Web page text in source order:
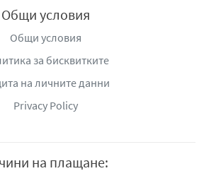
Общи условия
Общи условия
за бисквитките
на личните данни
Privacy Policy
на плащане: